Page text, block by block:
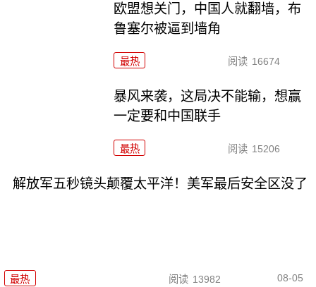
欧盟想关门，中国人就翻墙，布
鲁塞尔被逼到墙角
最热 阅读 16674
暴风来袭，这局决不能输，想赢
一定要和中国联手
最热 阅读 15206
解放军五秒镜头颠覆太平洋！美军最后安全区没了
最热 阅读 13982 08-05